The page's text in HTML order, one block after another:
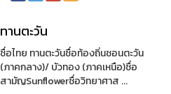
ทานตะวัน
ชื่อไทย ทานตะวันชื่อท้องถิ่นชอนตะวัน
(ภาคกลาง)/ บัวทอง (ภาคเหนือ)ชื่อ
สามัญSunflowerชื่อวิทยาศาส ...